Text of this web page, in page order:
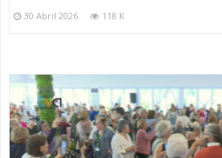
30 Abril 2026 118 K